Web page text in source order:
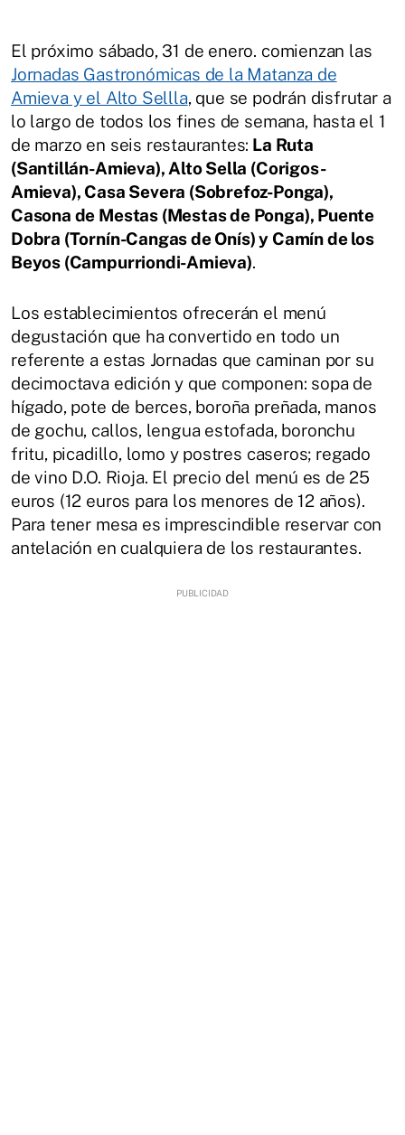
El próximo sábado, 31 de enero. comienzan las
Jornadas Gastronómicas de la Matanza de
Amieva y el Alto Sellla, que se podrán disfrutar a
lo largo de todos los fines de semana, hasta el 1
de marzo en seis restaurantes: La Ruta
(Santillán-Amieva), Alto Sella (Corigos-
Amieva), Casa Severa (Sobrefoz-Ponga),
Casona de Mestas (Mestas de Ponga), Puente
Dobra (Tornín-Cangas de Onís) y Camín de los
Beyos (Campurriondi-Amieva).
Los establecimientos ofrecerán el menú
degustación que ha convertido en todo un
referente a estas Jornadas que caminan por su
decimoctava edición y que componen: sopa de
hígado, pote de berces, boroña preñada, manos
de gochu, callos, lengua estofada, boronchu
fritu, picadillo, lomo y postres caseros; regado
de vino D.O. Rioja. El precio del menú es de 25
euros (12 euros para los menores de 12 años).
Para tener mesa es imprescindible reservar con
antelación en cualquiera de los restaurantes.